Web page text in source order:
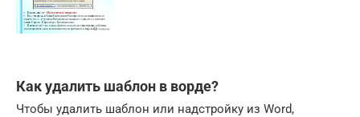
Как удалить шаблон в ворде?
Чтобы удалить шаблон или надстройку из Word,